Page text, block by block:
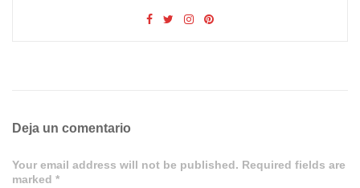
Deja un comentario
Your email address will not be published. Required fields are
marked *